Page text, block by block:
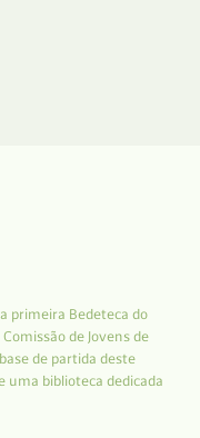
primeira Bedeteca do
de Jovens de
de partida deste
uma biblioteca dedicada